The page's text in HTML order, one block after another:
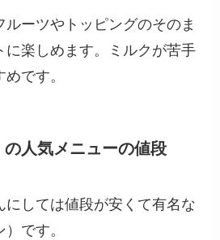
ーツやトッピングのそのま
に楽しめます。ミルクが苦手
です。
人気メニューの値段
にしては値段が安くて有名な
です。